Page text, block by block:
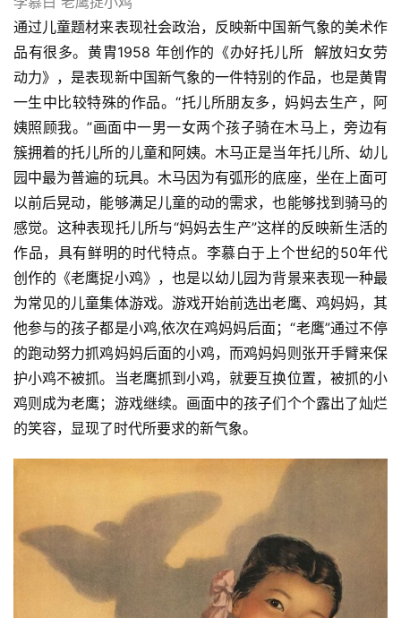
通过儿童题材来表现社会政治，反映新中国新气象的美术作
品有很多。黄胄1958 年创作的《办好托儿所  解放妇女劳
动力》，是表现新中国新气象的一件特别的作品，也是黄胄
一生中比较特殊的作品。“托儿所朋友多，妈妈去生产，阿
姨照顾我。”画面中一男一女两个孩子骑在木马上，旁边有
簇拥着的托儿所的儿童和阿姨。木马正是当年托儿所、幼儿
园中最为普遍的玩具。木马因为有弧形的底座，坐在上面可
以前后晃动，能够满足儿童的动的需求，也能够找到骑马的
感觉。这种表现托儿所与“妈妈去生产”这样的反映新生活的
作品，具有鲜明的时代特点。李慕白于上个世纪的50年代
创作的《老鹰捉小鸡》，也是以幼儿园为背景来表现一种最
为常见的儿童集体游戏。游戏开始前选出老鹰、鸡妈妈，其
他参与的孩子都是小鸡,依次在鸡妈妈后面；“老鹰”通过不停
的跑动努力抓鸡妈妈后面的小鸡，而鸡妈妈则张开手臂来保
护小鸡不被抓。当老鹰抓到小鸡，就要互换位置，被抓的小
鸡则成为老鹰；游戏继续。画面中的孩子们个个露出了灿烂
的笑容，显现了时代所要求的新气象。